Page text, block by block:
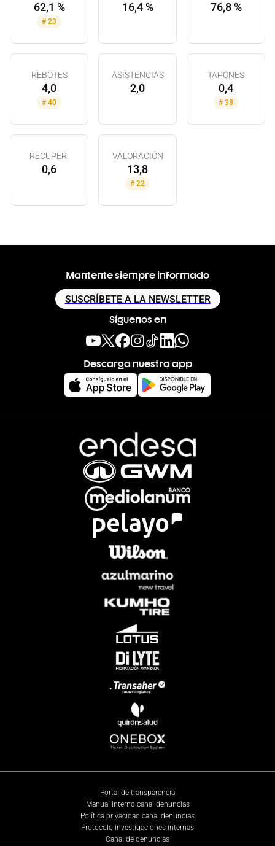
62,1 %
# 23
16,4 % 76,8 %
REBOTES
4,0
# 40
ASISTENCIAS
2,0
TAPONES
0,4
# 38
RECUPER.
0,6
VALORACIÓN
13,8
# 22
Mantente siempre informado
SUSCRÍBETE A LA NEWSLETTER
Síguenos en
Descarga nuestra app
Portal de transparencia
Manual interno canal denuncias
Política privacidad canal denuncias
Protocolo investigaciones internas
Canal de denuncias